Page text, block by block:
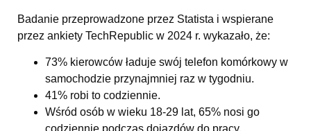
Badanie przeprowadzone przez Statista i wspierane
przez ankiety TechRepublic w 2024 r. wykazało, że:
73% kierowców ładuje swój telefon komórkowy w
samochodzie przynajmniej raz w tygodniu.
41% robi to codziennie.
Wśród osób w wieku 18-29 lat, 65% nosi go